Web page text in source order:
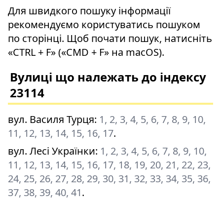
Для швидкого пошуку інформації
рекомендуємо користуватись пошуком
по сторінці. Щоб почати пошук, натисніть
«CTRL + F» («CMD + F» на macOS).
Вулиці що належать до індексу
23114
вул. Василя Турця: 1, 2, 3, 4, 5, 6, 7, 8, 9, 10,
11, 12, 13, 14, 15, 16, 17.
вул. Лесі Українки: 1, 2, 3, 4, 5, 6, 7, 8, 9, 10,
11, 12, 13, 14, 15, 16, 17, 18, 19, 20, 21, 22, 23,
24, 25, 26, 27, 28, 29, 30, 31, 32, 33, 34, 35, 36,
37, 38, 39, 40, 41.